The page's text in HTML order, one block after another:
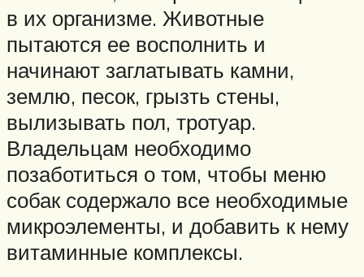
в их организме. Животные
пытаются ее восполнить и
начинают заглатывать камни,
землю, песок, грызть стены,
вылизывать пол, тротуар.
Владельцам необходимо
позаботиться о том, чтобы меню
собак содержало все необходимые
микроэлементы, и добавить к нему
витаминные комплексы.